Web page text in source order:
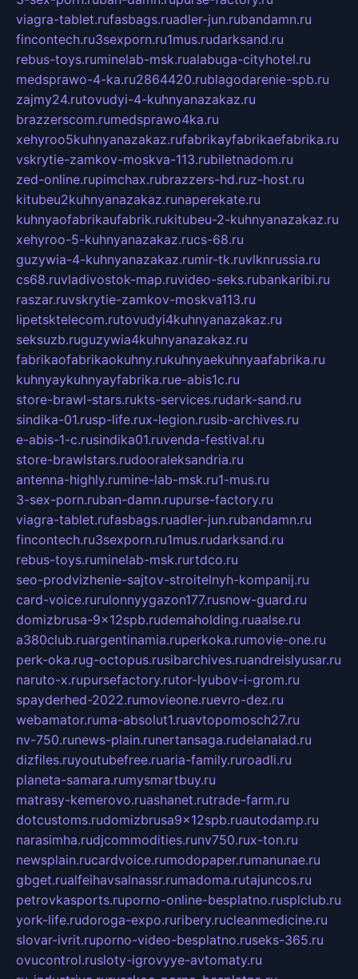
viagra-tablet.rufasbags.ruadler-jun.rubandamn.ru
fincontech.ru3sexporn.ru1mus.rudarksand.ru
rebus-toys.ruminelab-msk.rualabuga-cityhotel.ru
medsprawo-4-ka.ru2864420.rublagodarenie-spb.ru
zajmy24.rutovudyi-4-kuhnyanazakaz.ru
brazzerscom.rumedsprawo4ka.ru
xehyroo5kuhnyanazakaz.rufabrikayfabrikaefabrika.ru
vskrytie-zamkov-moskva-113.rubiletnadom.ru
zed-online.rupimchax.rubrazzers-hd.ruz-host.ru
kitubeu2kuhnyanazakaz.runaperekate.ru
kuhnyaofabrikaufabrik.rukitubeu-2-kuhnyanazakaz.ru
xehyroo-5-kuhnyanazakaz.rucs-68.ru
guzywia-4-kuhnyanazakaz.rumir-tk.ruvlknrussia.ru
cs68.ruvladivostok-map.ruvideo-seks.rubankaribi.ru
raszar.ruvskrytie-zamkov-moskva113.ru
lipetsktelecom.rutovudyi4kuhnyanazakaz.ru
seksuzb.ruguzywia4kuhnyanazakaz.ru
fabrikaofabrikaokuhny.rukuhnyaekuhnyaafabrika.ru
kuhnyaykuhnyayfabrika.rue-abis1c.ru
store-brawl-stars.rukts-services.rudark-sand.ru
sindika-01.rusp-life.rux-legion.rusib-archives.ru
e-abis-1-c.rusindika01.ruvenda-festival.ru
store-brawlstars.rudooraleksandria.ru
antenna-highly.rumine-lab-msk.ru1-mus.ru
3-sex-porn.ruban-damn.rupurse-factory.ru
viagra-tablet.rufasbags.ruadler-jun.rubandamn.ru
fincontech.ru3sexporn.ru1mus.rudarksand.ru
rebus-toys.ruminelab-msk.rurtdco.ru
seo-prodvizhenie-sajtov-stroitelnyh-kompanij.ru
card-voice.rurulonnyygazon177.rusnow-guard.ru
domizbrusa-9x12spb.rudemaholding.ruaalse.ru
a380club.ruargentinamia.ruperkoka.rumovie-one.ru
perk-oka.rug-octopus.rusibarchives.ruandreislyusar.ru
naruto-x.rupursefactory.rutor-lyubov-i-grom.ru
spayderhed-2022.rumovieone.ruevro-dez.ru
webamator.ruma-absolut1.ruavtopomosch27.ru
nv-750.runews-plain.runertansaga.rudelanalad.ru
dizfiles.ruyoutubefree.ruaria-family.ruroadli.ru
planeta-samara.rumysmartbuy.ru
matrasy-kemerovo.ruashanet.rutrade-farm.ru
dotcustoms.rudomizbrusa9x12spb.ruautodamp.ru
narasimha.rudjcommodities.runv750.rux-ton.ru
newsplain.rucardvoice.rumodopaper.rumanunae.ru
gbget.rualfeihavsalnassr.rumadoma.rutajuncos.ru
petrovkasports.ruporno-online-besplatno.rusplclub.ru
york-life.rudoroga-expo.ruribery.rucleanmedicine.ru
slovar-ivrit.ruporno-video-besplatno.ruseks-365.ru
ovucontrol.rusloty-igrovyye-avtomaty.ru